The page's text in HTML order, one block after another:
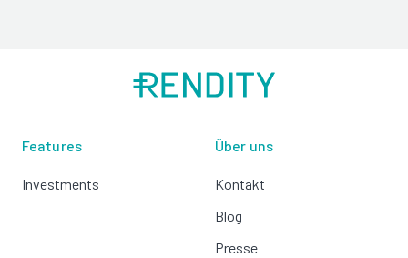
Features
Investments
Über uns
Kontakt
Blog
Presse